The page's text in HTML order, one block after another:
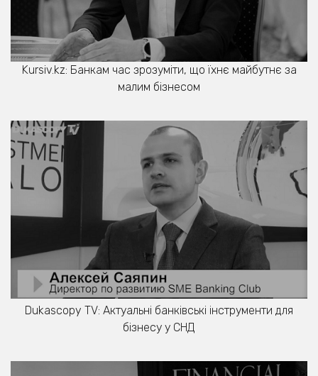
Kursiv.kz: Банкам час зрозуміти, що їхнє майбутнє за
малим бізнесом
Dukascopy TV: Актуальні банківські інструменти для
бізнесу у СНД